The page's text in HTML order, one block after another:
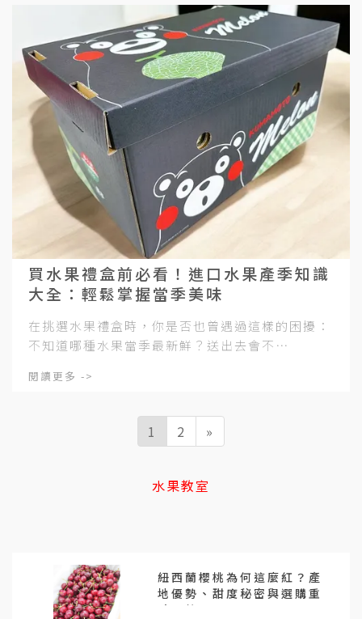
買水果禮盒前必看！進口水果產季知識
大全：輕鬆掌握當季美味
在挑選水果禮盒時，你是否也曾遇過這樣的困擾：
不知道哪種水果當季最新鮮？送出去會不⋯
閱讀更多 ->
1 2 »
水果教室
紐西蘭櫻桃為何這麼紅？產
地優勢、甜度秘密與選購重
點全整理